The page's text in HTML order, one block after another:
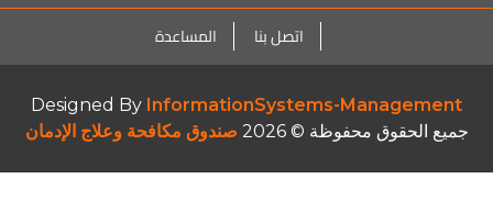
اتصل بنا المساعدة
Designed By InformationSystems-Management
جميع الحقوق محفوظة © 2026
صندوق مكافحة وعلاج الإدمان